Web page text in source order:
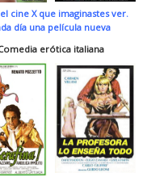
cine X que imaginastes ver.
día una película nueva
erótica italiana